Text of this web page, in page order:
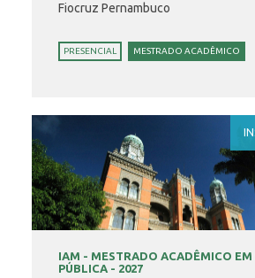
Fiocruz Pernambuco
PRESENCIAL MESTRADO ACADÊMICO
IAM - MESTRADO ACADÊMICO EM
PÚBLICA - 2027